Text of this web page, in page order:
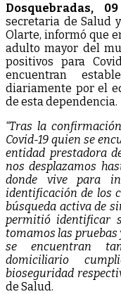
Dosquebradas,
secretaria de Salud
Olarte, informó que
adulto mayor del
positivos para
encuentran
diariamente por el
de esta dependencia.
“Tras la
Covid-19 quien se
entidad prestadora
nos desplazamos
donde vive para
identificación de los
búsqueda activa de
permitió identificar
tomamos las
se encuentran
domiciliario
bioseguridad
de Salud.